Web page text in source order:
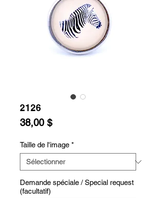
2126
38,00 $Prix
Taille de l'image *
Demande spéciale / Special request
(facultatif)